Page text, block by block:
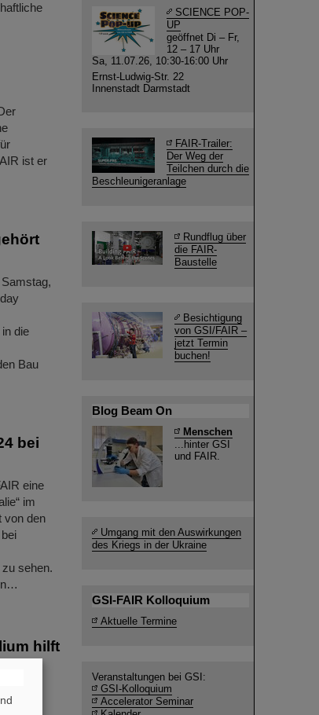
ist er
die
Bau
bei
eine
im
von den
sehen.
hilft
SCIENCE POP-
UP
geöffnet Di – Fr,
12 – 17 Uhr
Sa, 11.07.26, 10:30-16:00 Uhr
Ernst-Ludwig-Str. 22
Innenstadt Darmstadt
FAIR-Trailer:
Der Weg der
Teilchen durch die
Beschleunigeranlage
Rundflug über
die FAIR-
Baustelle
Besichtigung
von GSI/FAIR –
jetzt Termin
buchen!
Blog Beam On
Menschen
...hinter GSI
und FAIR.
Umgang mit den Auswirkungen
des Kriegs in der Ukraine
GSI-FAIR Kolloquium
Aktuelle Termine
Veranstaltungen bei GSI:
GSI-Kolloquium
Accelerator Seminar